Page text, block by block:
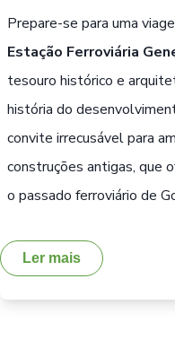
Prepare-se para uma
Estação Ferroviária
tesouro histórico e
história do
convite irrecusável para
construções antigas, que
o passado ferroviário de
Ler mais